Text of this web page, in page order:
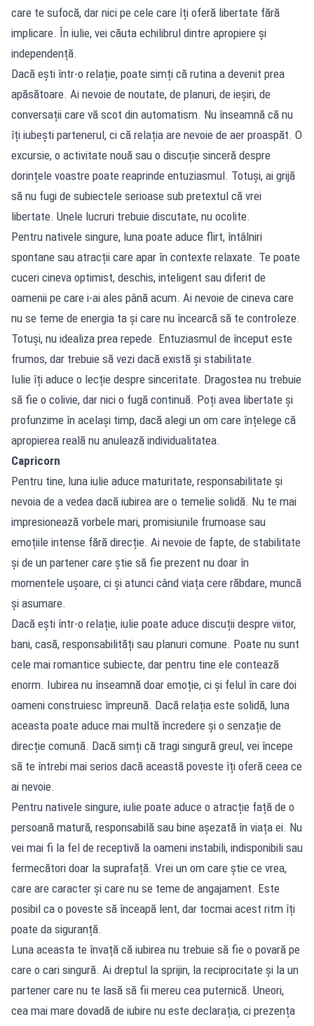
care te sufocă, dar nici pe cele care îți oferă libertate fără
implicare. În iulie, vei căuta echilibrul dintre apropiere și
independență.
Dacă ești într-o relație, poate simți că rutina a devenit prea
apăsătoare. Ai nevoie de noutate, de planuri, de ieșiri, de
conversații care vă scot din automatism. Nu înseamnă că nu
îți iubești partenerul, ci că relația are nevoie de aer proaspăt. O
excursie, o activitate nouă sau o discuție sinceră despre
dorințele voastre poate reaprinde entuziasmul. Totuși, ai grijă
să nu fugi de subiectele serioase sub pretextul că vrei
libertate. Unele lucruri trebuie discutate, nu ocolite.
Pentru nativele singure, luna poate aduce flirt, întâlniri
spontane sau atracții care apar în contexte relaxate. Te poate
cuceri cineva optimist, deschis, inteligent sau diferit de
oamenii pe care i-ai ales până acum. Ai nevoie de cineva care
nu se teme de energia ta și care nu încearcă să te controleze.
Totuși, nu idealiza prea repede. Entuziasmul de început este
frumos, dar trebuie să vezi dacă există și stabilitate.
Iulie îți aduce o lecție despre sinceritate. Dragostea nu trebuie
să fie o colivie, dar nici o fugă continuă. Poți avea libertate și
profunzime în același timp, dacă alegi un om care înțelege că
apropierea reală nu anulează individualitatea.
Capricorn
Pentru tine, luna iulie aduce maturitate, responsabilitate și
nevoia de a vedea dacă iubirea are o temelie solidă. Nu te mai
impresionează vorbele mari, promisiunile frumoase sau
emoțiile intense fără direcție. Ai nevoie de fapte, de stabilitate
și de un partener care știe să fie prezent nu doar în
momentele ușoare, ci și atunci când viața cere răbdare, muncă
și asumare.
Dacă ești într-o relație, iulie poate aduce discuții despre viitor,
bani, casă, responsabilități sau planuri comune. Poate nu sunt
cele mai romantice subiecte, dar pentru tine ele contează
enorm. Iubirea nu înseamnă doar emoție, ci și felul în care doi
oameni construiesc împreună. Dacă relația este solidă, luna
aceasta poate aduce mai multă încredere și o senzație de
direcție comună. Dacă simți că tragi singură greul, vei începe
să te întrebi mai serios dacă această poveste îți oferă ceea ce
ai nevoie.
Pentru nativele singure, iulie poate aduce o atracție față de o
persoană matură, responsabilă sau bine așezată în viața ei. Nu
vei mai fi la fel de receptivă la oameni instabili, indisponibili sau
fermecători doar la suprafață. Vrei un om care știe ce vrea,
care are caracter și care nu se teme de angajament. Este
posibil ca o poveste să înceapă lent, dar tocmai acest ritm îți
poate da siguranță.
Luna aceasta te învață că iubirea nu trebuie să fie o povară pe
care o cari singură. Ai dreptul la sprijin, la reciprocitate și la un
partener care nu te lasă să fii mereu cea puternică. Uneori,
cea mai mare dovadă de iubire nu este declarația, ci prezența